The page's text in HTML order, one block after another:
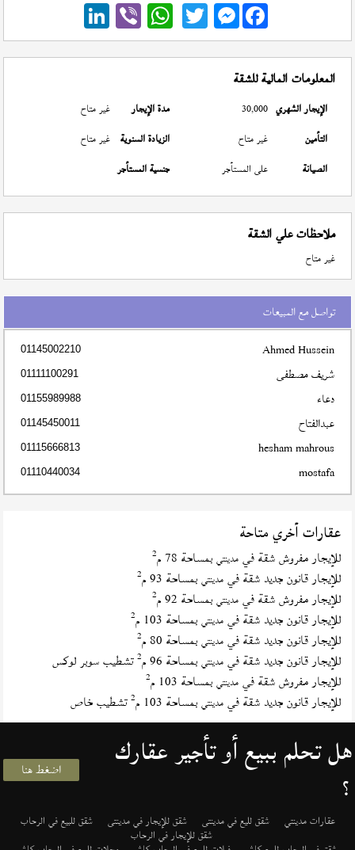
Messenger
المعلومات المالية للشقة
الإيجار الشهري 30,000 مدة الإيجار
غير متاح
التأمين
غير متاح الزيادة السنوية غير متاح
الصيانة
على المستأجر جنسية المستأجر
ملاحظات علي الشقة
غير متاح
تواصل مع المبيعات
Ahmed Hussein
01145002210
شريف مصطفى 01111100291
دعاء 01155989988
عبدالفتاح 01145450011
hesham mahrous
01115666813
mostafa
01110440034
عقارات أخري متاحة
للإيجار مفروش شقة فيمدينتي بمساحة 78 م 2
للإيجار قانون جديد شقة فيمدينتي بمساحة 93 م 2
للإيجار مفروش شقة فيمدينتي بمساحة 92 م 2
للإيجار قانون جديد شقة فيمدينتي بمساحة 103 م 2
للإيجار قانون جديد شقة فيمدينتي بمساحة 80 م 2
للإيجار قانون جديد شقة فيمدينتي بمساحة 96 م 2تشطيب سوبر لوكس
للإيجار مفروش شقة فيمدينتي بمساحة 103 م 2
للإيجار قانون جديد شقة فيمدينتي بمساحة 103 م 2تشطيب خاص
هل تحلم ببيع أو تأجير عقارك
؟ اضغط هنا
عقارات مدينتي شقق لليع في مدينتى شقق للإيجار في مدينتى شقق للبيع في الرحاب
شقق للإيجار في الرحاب